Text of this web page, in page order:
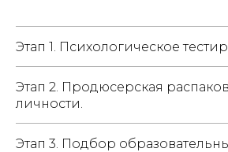
Этап 1. Психологическое
Этап 2. Продюсерская
личности.
Этап 3. Подбор